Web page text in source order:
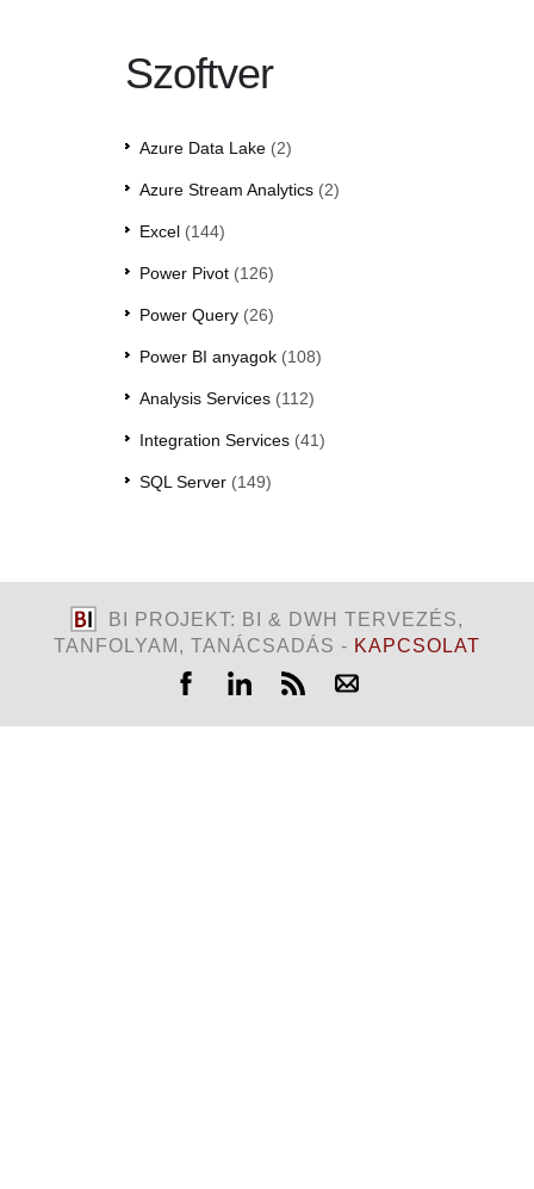
Szoftver
Azure Data Lake(2)
Azure Stream Analytics(2)
Excel(144)
Power Pivot(126)
Power Query(26)
Power BI anyagok(108)
Analysis Services(112)
Integration Services(41)
SQL Server(149)
BI PROJEKT: BI & DWH TERVEZÉS,
TANFOLYAM, TANÁCSADÁS - KAPCSOLAT